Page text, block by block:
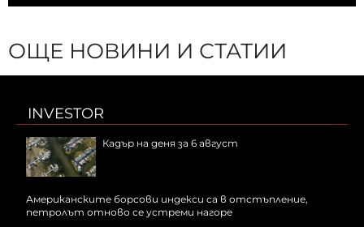
ОЩЕ НОВИНИ И СТАТИИ
INVESTOR
Кадър на деня за 6 август
Американските борсови индекси са в отстъпление,
петролът отново се устреми нагоре